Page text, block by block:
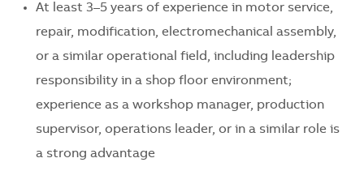
At least 3–5 years of experience in motor service,
repair, modification, electromechanical assembly,
or a similar operational field, including leadership
responsibility in a shop floor environment;
experience as a workshop manager, production
supervisor, operations leader, or in a similar role is
a strong advantage